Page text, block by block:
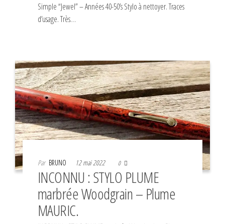
Simple “Jewel” – Années 40-50’s Stylo à nettoyer. Traces
d’usage. Très…
Par BRUNO 12 mai 2022 0
INCONNU : STYLO PLUME
marbrée Woodgrain – Plume
MAURIC.